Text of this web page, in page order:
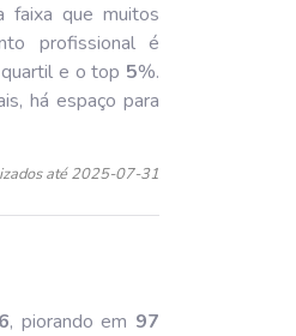
faixa que muitos
profissional é
e o top 5%.
há espaço para
até 2025-07-31
, piorando em 97